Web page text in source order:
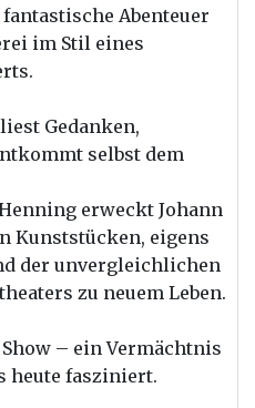
Abenteuer
im Stil eines
Gedanken,
selbst dem
erweckt Johann
Kunststücken, eigens
der unvergleichlichen
zu neuem Leben.
– ein Vermächtnis
heute fasziniert.